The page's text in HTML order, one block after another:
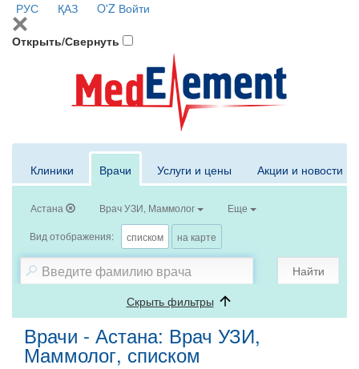
РУС ҚАЗ O'Z Войти
Открыть/Свернуть
Клиники Врачи Услуги и цены Акции и новости
Астана Врач УЗИ, Маммолог Еще
Вид отображения: списком на карте
Найти
Скрыть фильтры
Врачи - Астана: Врач УЗИ,
Маммолог, списком